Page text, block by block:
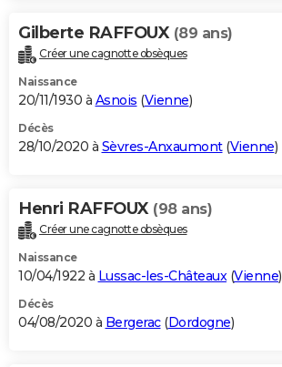
Gilberte RAFFOUX (89 ans)
Créer une cagnotte obsèques
Naissance
20/11/1930 à Asnois (Vienne)
Décès
28/10/2020 à Sèvres-Anxaumont(Vienne)
Henri RAFFOUX (98 ans)
Créer une cagnotte obsèques
Naissance
10/04/1922 à Lussac-les-Châteaux(Vienne)
Décès
04/08/2020 à Bergerac(Dordogne)